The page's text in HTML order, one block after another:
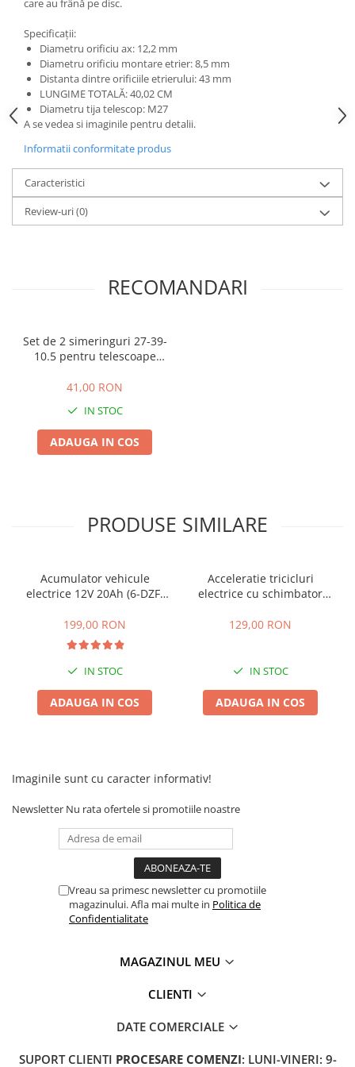
45 km/h
50 km/h
Chopper
Harley
⬇ MARCI
➔ Geeli
➔ RDB
➔ Volta
➔ Z-Tech
➔ Kuba
Baterii 60V
Camere
Biciclete Electrice
⬇ MARCI
PIESE DE SCHIMB
Acumulatori
Acumulatori 24V
Cauciucuri
Cauciucuri Fat Bike
Controllere
Incarcatoare 24V
Incarcatoare 36V
Incarcatoare 48V
Baterie Trotineta Electrica
care au frână pe disc.
Specificații:
Diametru orificiu ax: 12,2 mm
Diametru orificiu montare etrier: 8,5 mm
Distanta dintre orificiile etrierului: 43 mm
LUNGIME TOTALĂ: 40,02 CM
Diametru tija telescop: M27
A se vedea si imaginile pentru detalii.
Informatii conformitate produs
Caracteristici
Review-uri(0)
RECOMANDARI
Set de 2 simeringuri 27-39-
10.5 pentru telescoape
41,00 RON
IN STOC
ADAUGA IN COS
PRODUSE SIMILARE
Acumulator vehicule
electrice 12V 20Ah (6-DZF-
199,00 RON
IN STOC
ADAUGA IN COS
Acceleratie tricicluri
electrice cu schimbator
inainte,inapoi
129,00 RON
IN STOC
ADAUGA IN COS
Imaginile sunt cu caracter informativ!
Newsletter Nu rata ofertele si promotiile noastre
Vreau sa primesc newsletter cu promotiile
magazinului. Afla mai multe in Politica de
Confidentialitate
MAGAZINUL MEU
CLIENTI
DATE COMERCIALE
SUPORT CLIENTI PROCESARE COMENZI: LUNI-VINERI: 9-